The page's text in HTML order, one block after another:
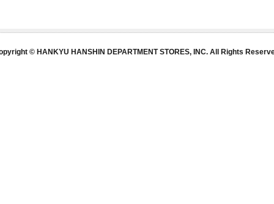
© HANKYU HANSHIN DEPARTMENT STORES, INC. All Rights